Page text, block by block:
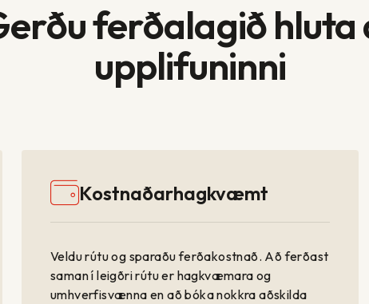
ferðalagið hluta
upplifuninni
Kostnaðarhagkvæmt
Veldu rútu og sparaðu ferðakostnað. Að ferðast
saman í leigðri rútu er hagkvæmara og
umhverfisvænna en að bóka nokkra aðskilda